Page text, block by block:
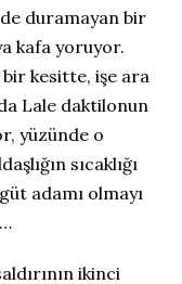
duramayan bir
kafa yoruyor.
bir kesitte, işe ara
Lale daktilonun
yüzünde o
sıcaklığı
adamı olmayı
ikinci